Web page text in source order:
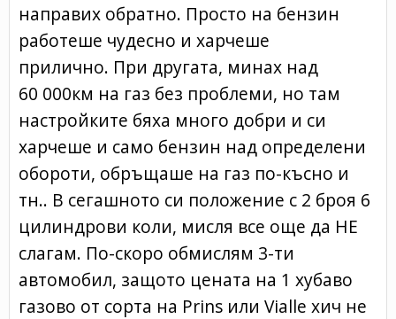
направих обратно. Просто на бензин
работеше чудесно и харчеше
прилично. При другата, минах над
60 000км на газ без проблеми, но там
настройките бяха много добри и си
харчеше и само бензин над определени
обороти, обръщаше на газ по-късно и
тн.. В сегашното си положение с 2 броя 6
цилиндрови коли, мисля все още да НЕ
слагам. По-скоро обмислям 3-ти
автомобил, защото цената на 1 хубаво
газово от сорта на Prins или Vialle хич не